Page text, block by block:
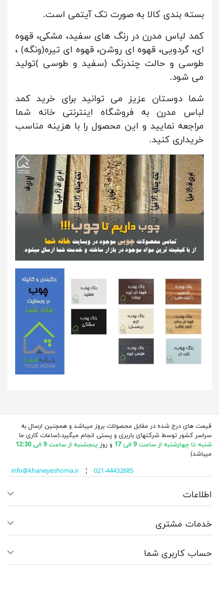
بسته بندی کالا به صورت تک آیتمی است.
کمد لباس مدرن در رنگ های سفید، مشکی، قهوه
ای، گردویی، قهوه ای روشن، قهوه ای تیره(ونگه) ،
طوسی و حالت چندرنگ (سفید و طوسی )تولید
می شود.
شما دوستان عزیز می توانید برای خرید کمد
لباس مدرن به فروشگاه اینترنتی خانه شما
مراجعه نمایید و این محصول را با هزینه مناسب
خریداری کنید.
قیمت های درج شده در مقابل محصولات بروز میباشد و همچنین ارسال به
سراسر کشور توسط شرکتهای باربری و پستی انجام میگیرد.(ساعات کاری ما
شنبه تا چهارشنبه از ساعت 9 الی 17
و روز پنجشنبه از ساعت 9 الی 12:30
میباشد)
info@khaneyeshoma.ir¦ 021-44432685
اطلاعات
خدمات مشتری
حساب کاربری شما